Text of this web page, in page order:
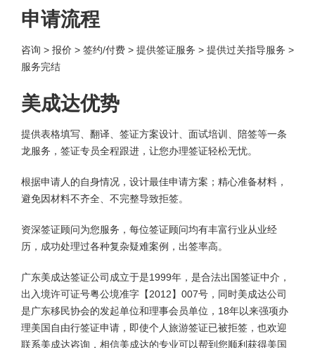
申请流程
咨询 > 报价 > 签约/付费 > 提供签证服务 > 提供过关指导服务 >
服务完结
美成达优势
提供表格填写、翻译、签证方案设计、面试培训、陪签等一条
龙服务，签证专员全程跟进，让您办理签证轻松无忧。
根据申请人的自身情况，设计最佳申请方案；精心准备材料，
避免因材料不齐全、不完整导致拒签。
资深签证顾问为您服务，每位签证顾问均有丰富行业从业经
历，成功处理过各种复杂疑难案例，出签率高。
广东美成达签证公司成立于是1999年，是合法出国签证中介，
出入境许可证号粤公境准字【2012】007号，同时美成达公司
是广东移民协会的发起单位和理事会员单位，18年以来强项办
理美国自由行签证申请，即使个人旅游签证已被拒签，也欢迎
联系美成达咨询，相信美成达的专业可以帮到您顺利获得美国